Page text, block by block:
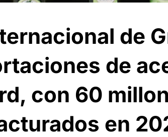
de
de
con 60
en